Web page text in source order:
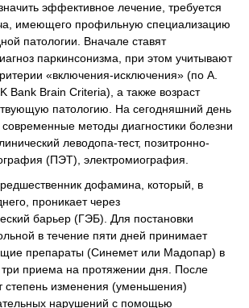
эффективное лечение, требуется
имеющего профильную специализацию
патологии. Вначале ставят
паркинсонизма, при этом учитывают
«включения-исключения» (по A.
Bank Brain Criteria), а также возраст
патологию. На сегодняшний день
методы диагностики болезни
леводопа-тест, позитронно-
(ПЭТ), электромиография.
дофамина, который, в
проникает через
барьер (ГЭБ). Для постановки
в течение пяти дней принимает
препараты (Синемет или Мадопар) в
приема на протяжении дня. После
степень изменения (уменьшения)
нарушений с помощью